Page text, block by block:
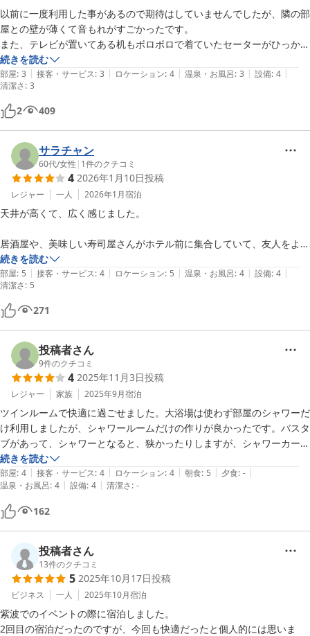
部屋は清掃が行き届いていますが防音性はイマイチで、併設の体育館を
利用した小学生くらいの合宿か何かの客で、部屋にいても騒々しさを感
じました。
また、最強クラス寒波が来ているタイミングだったので、部屋の暖房性
能は物足りなく、若干の肌寒さを感じました。（ベッドに入ってしまえ
ば気にならないレベルです）
ホテルステイ自体を楽しむのではなく、観光の拠点として寝に帰るだけ
の格安ホテルとして割り切って考えられるなら良い宿だと思います。
以前に一度利用した事があるので期待はしていませんでしたが、隣の部
屋との壁が薄くて音もれがすごかったです。
また、テレビが置いてある机もボロボロで着ていたセーターがひっかか
ってしまいました。
でも料金が安く、建物や廊下、部屋も素敵なデザインなのでコスパはい
いと思います。
大雪の為に急遽予約をして利用しましたが周りに食事が出来る所がたく
さんあったり、コンビニもあるのでとても助かりました。
駐車場がたくさんあって無料なのもいいですね。
続きを読む
部屋: 3 | 接客・サービス: 3 | ロケーション: 4 | 温泉・お風呂: 3 | 設備: 4 |
清潔さ: 3
2 409
サラチャン
60代/女性 | 1件のクチコミ
4 2026年1月10日投稿
レジャー 一人 2026年1月宿泊
天井が高くて、広く感じました。
居酒屋や、美味しい寿司屋さんがホテル前に集合していて、友人をよん
で、近くで食べました。
更にコンビニも併設してあります。
続きを読む
部屋: 5 | 接客・サービス: 4 | ロケーション: 5 | 温泉・お風呂: 4 | 設備: 4 |
清潔さ: 5
271
投稿者さん
9件のクチコミ
4 2025年11月3日投稿
レジャー 家族 2025年9月宿泊
ツインルームで快適に過ごせました。大浴場は使わず部屋のシャワーだ
け利用しましたが、シャワールームだけの作りが良かったです。バスタ
ブがあって、シャワーとなると、狭かったりしますが、シャワーカーテ
ンない状態でシャワーを使えたのが良かったです。
夕食は宿泊者割引を使って、お寿司を食べました。駐車場のすぐ隣で良
かったです。
朝ごはんもおいしかったです。
ただ、宿の駐車場がどこなのか、私が案内を見落としたのか、ちょっと
グルグル回ってしまい、結局フロントの方に聞いて場所を教えてもらい
ました。オガールの大きな駐車場なのか、宿の専用があるのか、もう少
しわかりやすくした方がいいと思いました。
続きを読む
部屋: 4 | 接客・サービス: 4 | ロケーション: 4 | 朝食: 5 | 夕食: - |
温泉・お風呂: 4 | 設備: 4 | 清潔さ: -
162
投稿者さん
13件のクチコミ
5 2025年10月17日投稿
ビジネス 一人 2025年10月宿泊
紫波でのイベントの際に宿泊しました。
2回目の宿泊だったのですが、今回も快適だったと個人的には思いま